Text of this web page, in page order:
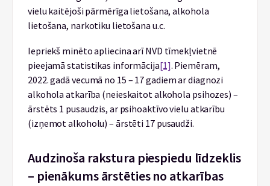
vielu kaitējoši pārmērīga lietošana, alkohola
lietošana, narkotiku lietošana u.c.
Iepriekš minēto apliecina arī NVD tīmekļvietnē
pieejamā statistikas informācija[1]. Piemēram,
2022. gadā vecumā no 15 – 17 gadiem ar diagnozi
alkohola atkarība (neieskaitot alkohola psihozes) –
ārstēts 1 pusaudzis, ar psihoaktīvo vielu atkarību
(izņemot alkoholu) – ārstēti 17 pusaudži.
Audzinoša rakstura piespiedu līdzeklis
– pienākums ārstēties no atkarības